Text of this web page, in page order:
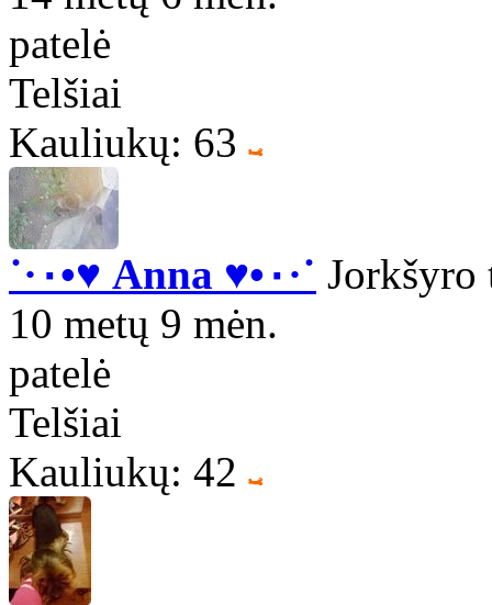
patelė
Telšiai
Kauliukų: 63
˙·٠•♥ Anna ♥•٠·˙ Jorkšyro
10 metų 9 mėn.
patelė
Telšiai
Kauliukų: 42